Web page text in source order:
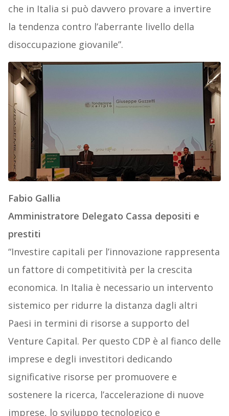
che in Italia si può davvero provare a invertire
la tendenza contro l’aberrante livello della
disoccupazione giovanile”.
Fabio Gallia
Amministratore Delegato Cassa depositi e
prestiti
“Investire capitali per l’innovazione rappresenta
un fattore di competitività per la crescita
economica. In Italia è necessario un intervento
sistemico per ridurre la distanza dagli altri
Paesi in termini di risorse a supporto del
Venture Capital. Per questo CDP è al fianco delle
imprese e degli investitori dedicando
significative risorse per promuovere e
sostenere la ricerca, l’accelerazione di nuove
imprese, lo sviluppo tecnologico e